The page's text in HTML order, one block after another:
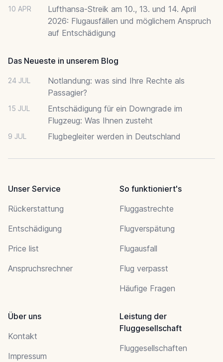
10 APR
Lufthansa-Streik am 10., 13. und 14. April
2026: Flugausfällen und möglichem Anspruch
auf Entschädigung
Das Neueste in unserem Blog
24 JUL
Notlandung: was sind Ihre Rechte als
Passagier?
15 JUL
Entschädigung für ein Downgrade im
Flugzeug: Was Ihnen zusteht
9 JUL Flugbegleiter werden in Deutschland
Unser Service
Rückerstattung
Entschädigung
Price list
Anspruchsrechner
So funktioniert's
Fluggastrechte
Flugverspätung
Flugausfall
Flug verpasst
Häufige Fragen
Über uns
Kontakt
Impressum
Leistung der
Fluggesellschaft
Fluggesellschaften